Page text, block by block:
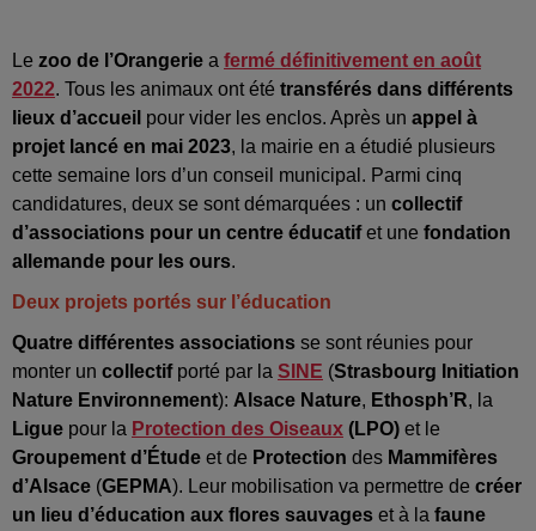
Le zoo de l’Orangerie a fermé définitivement en août
2022. Tous les animaux ont été transférés dans différents
lieux d’accueil pour vider les enclos. Après un appel à
projet lancé en mai 2023, la mairie en a étudié plusieurs
cette semaine lors d’un conseil municipal. Parmi cinq
candidatures, deux se sont démarquées : un collectif
d’associations pour un centre éducatifet une fondation
allemande pour les ours.
Deux projets portés sur l’éducation
Quatre différentes associations se sont réunies pour
monter un collectifporté par la SINE (Strasbourg Initiation
Nature Environnement): Alsace Nature, Ethosph’R, la
Ligue pour la Protection des Oiseaux (LPO) et le
Groupement d’Étude et de Protection des Mammifères
d’Alsace (GEPMA). Leur mobilisation va permettre de créer
un lieu d’éducation aux flores sauvages et à la faune